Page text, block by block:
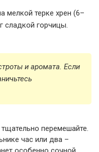
мелкой терке хрен (6–
сладкой горчицы.
и аромата. Если
перемешайте.
час или два –